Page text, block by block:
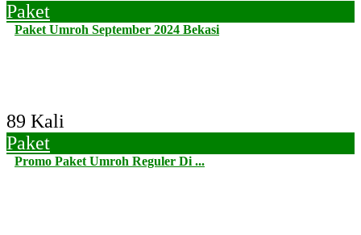
Paket
Paket Umroh September 2024 Bekasi
89 Kali
Paket
Promo Paket Umroh Reguler Di ...